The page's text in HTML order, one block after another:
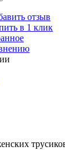
отзыв
в 1 клик